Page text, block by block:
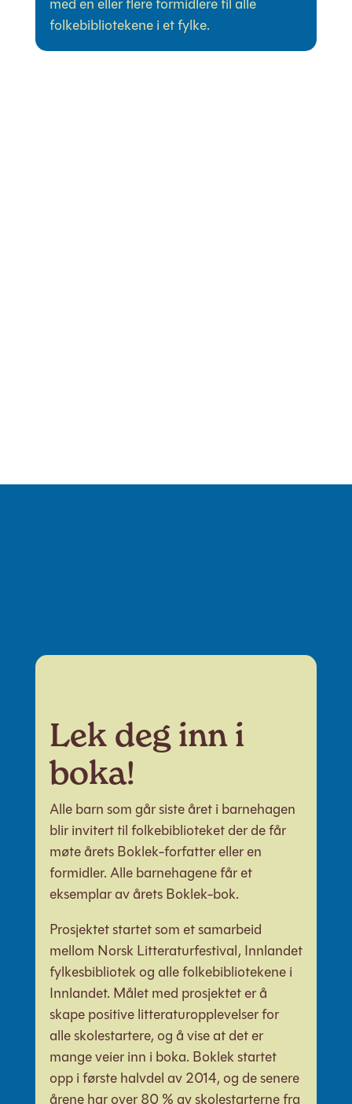
med en eller flere formidlere til alle
folkebibliotekene i et fylke.
Lek deg inn i
boka!
Alle barn som går siste året i barnehagen
blir invitert til folkebiblioteket der de får
møte årets Boklek-forfatter eller en
formidler. Alle barnehagene får et
eksemplar av årets Boklek-bok.
Prosjektet startet som et samarbeid
mellom Norsk Litteraturfestival, Innlandet
fylkesbibliotek og alle folkebibliotekene i
Innlandet. Målet med prosjektet er å
skape positive litteraturopplevelser for
alle skolestartere, og å vise at det er
mange veier inn i boka. Boklek startet
opp i første halvdel av 2014, og de senere
årene har over 80 % av skolestarterne fra